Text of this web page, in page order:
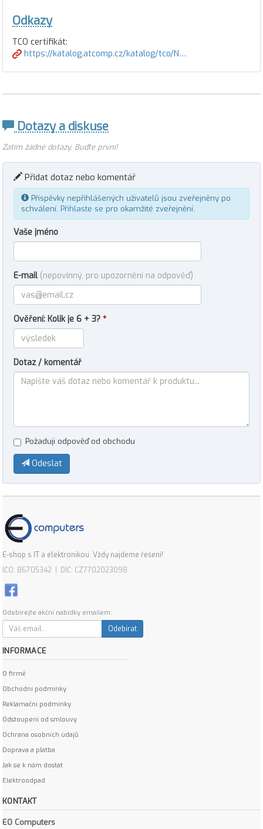
Odkazy
TCO certifikát:
https://katalog.atcomp.cz/katalog/tco/N…
Dotazy a diskuse
Zatím žádné dotazy. Buďte první!
Přidat dotaz nebo komentář
Příspěvky nepřihlášených uživatelů jsou zveřejněny po
schválení. Přihlaste se pro okamžité zveřejnění.
Vaše jméno
E-mail (nepovinný, pro upozornění na odpověď)
Ověření: Kolik je 6 + 3? *
Dotaz / komentář
Požaduji odpověď od obchodu
Odeslat
E-shop s IT a elektronikou. Vždy najdeme řešení!
IČO: 86705342 | DIČ: CZ7702023098
Odebírejte akční nabídky emailem:
Odebírat
INFORMACE
O firmě
Obchodní podmínky
Reklamační podmínky
Odstoupení od smlouvy
Ochrana osobních údajů
Doprava a platba
Jak se k nám dostat
Elektroodpad
KONTAKT
EO Computers